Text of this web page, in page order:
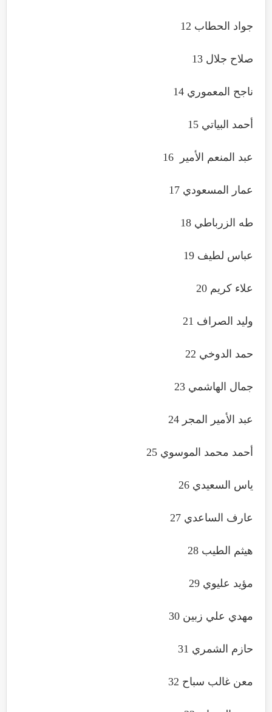
جواد الحطاب 12
صلاح جلال 13
ناجح المعموري 14
أحمد البياتي 15
عبد المنعم الأمير 16
عمار المسعودي 17
طه الزرباطي 18
عباس لطيف 19
علاء كريم 20
وليد الصراف 21
حمد الدوخي 22
جمال الهاشمي 23
عبد الأمير المجر 24
أحمد محمد الموسوي 25
ياس السعيدي 26
عارف الساعدي 27
هيثم الطيب 28
مؤيد عليوي 29
مهدي علي زبين 30
حازم الشمري 31
معن غالب سباح 32